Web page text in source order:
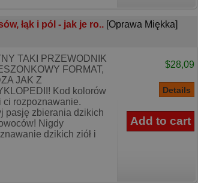
łąk i pól - jak je ro.. [Oprawa Miękka]
TAKI PRZEWODNIK
FORMAT,
JAK Z
Kod kolorów
ci rozpoznawanie.
pasję zbierania dzikich
Nigdy
dzikich ziół i
$28,09